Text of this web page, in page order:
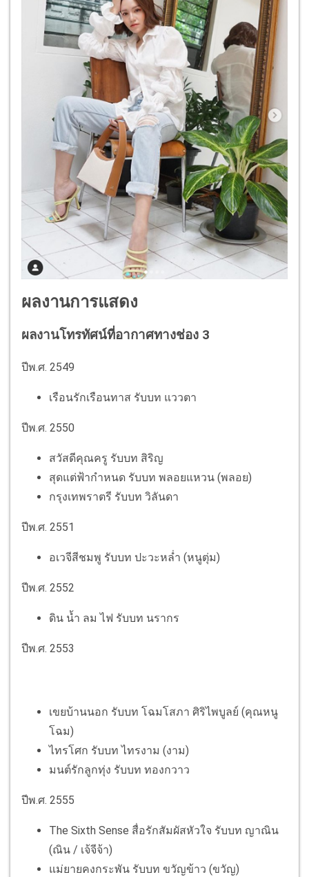
ผลงานการแสดง
ผลงานโทรทัศน์ที่อากาศทางช่อง 3
ปีพ.ศ. 2549
เรือนรักเรือนทาส รับบท แววตา
ปีพ.ศ. 2550
สวัสดีคุณครู รับบท สิริญ
สุดแต่ฟ้ากำหนด รับบท พลอยแหวน (พลอย)
กรุงเทพราตรี รับบท วิลันดา
ปีพ.ศ. 2551
อเวจีสีชมพู รับบท ปะวะหล่ำ (หนูตุ่ม)
ปีพ.ศ. 2552
ดิน น้ำ ลม ไฟ รับบท นรากร
ปีพ.ศ. 2553
เขยบ้านนอก รับบท โฉมโสภา ศิริไพบูลย์ (คุณหนู
โฉม)
ไทรโศก รับบท ไทรงาม (งาม)
มนต์รักลูกทุ่ง รับบท ทองกวาว
ปีพ.ศ. 2555
The Sixth Sense สื่อรักสัมผัสหัวใจ รับบท ญาณิน
(ณิน / เจ้จีจ้า)
แม่ยายคงกระพัน รับบท ขวัญข้าว (ขวัญ)